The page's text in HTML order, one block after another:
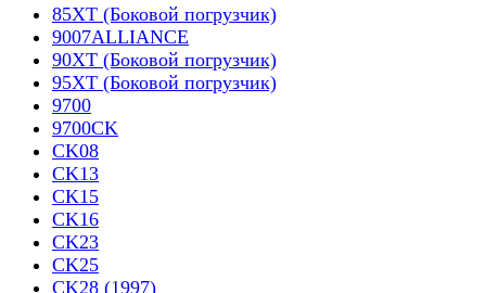
85XT (Боковой погрузчик)
9007ALLIANCE
90XT (Боковой погрузчик)
95XT (Боковой погрузчик)
9700
9700CK
CK08
CK13
CK15
CK16
CK23
CK25
CK28 (1997)